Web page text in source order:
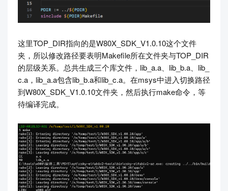
这里TOP_DIR指向的是W80X_SDK_V1.0.10这个文件
夹，所以修改路径要表明Makefile所在文件夹与TOP_DIR
的层级关系。总共生成三个库文件，lib_a.a、lib_b.a、lib_
c.a，lib_a.a包含lib_b.a和lib_c.a。在msys中进入切换路径
到W80X_SDK_V1.0.10文件夹，然后执行make命令，等
待编译完成。